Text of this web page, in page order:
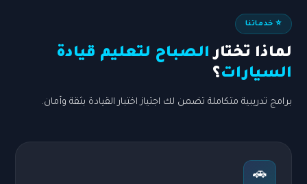
⭐ خدماتنا
لماذا تختار الصباح لتعليم قيادة
السيارات؟
برامج تدريبية متكاملة تضمن لك اجتياز اختبار القيادة بثقة وأمان.
🚗